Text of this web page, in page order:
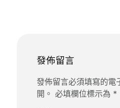
發佈留言
發佈留言必須填寫的電
開。 必填欄位標示為 *